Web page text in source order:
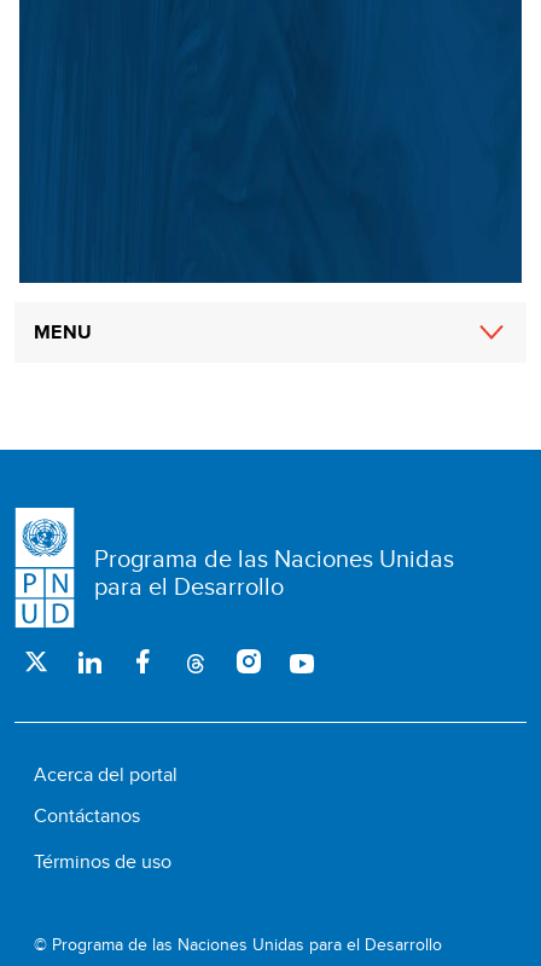
Main
MENU
Programa de las Naciones Unidas
para el Desarrollo
© Programa de las Naciones Unidas para el Desarrollo
Acerca del portal
Contáctanos
Términos de uso